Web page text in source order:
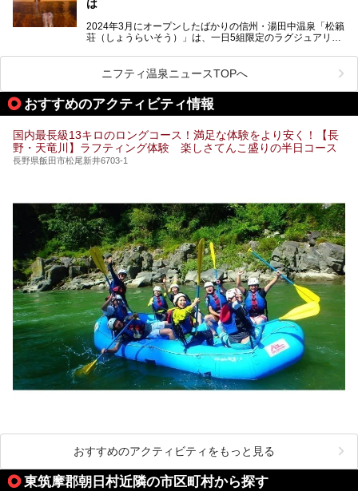
帰り温泉、見どころ満載の観光・グルメスポットに加え、ア
クセス方法も順に紹介します。
は
2024年3月にオープンしたばかりの信州・湯田中温泉「松籟
荘（しょうらいそう）」は、一日5組限定のラグジュアリー
ライベートに楽しめる非日常感が味わえます。また宿泊者は
道向かいの「よろづや」の大浴場「桃山風呂」や共同浴場の
「湯田中大湯」も利用ができます。
極上のお湯に浸り上質なお料理に舌鼓、特別な日に泊まりた
い湯田中温泉「松籟荘」を、実際に宿泊した目線で紹介しま
ニフティ温泉ニュースTOPへ
おすすめのアクティビティ情報
国内最長級13キロのロングコース！満足な体験をより安く！【長
野・天竜川】ラフティング体験 楽しさてんこ盛りの半日コース
長野県飯田市松尾新井6703-1
おすすめのアクティビティをもっと見る
東筑摩郡朝日村近隣の市区町村から探す